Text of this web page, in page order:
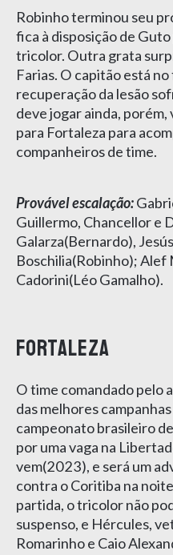
Robinho terminou seu
fica à disposição de
tricolor. Outra grata
Farias. O capitão está
recuperação da lesão
deve jogar ainda,
para Fortaleza para
companheiros de time.
Provável escalação:
Guillermo, Chancellor e
Galarza(Bernardo),
Boschilia(Robinho); Alef
Cadorini(Léo Gamalho).
Fortaleza
O time comandado pelo
das melhores
campeonato brasileiro
por uma vaga na
vem(2023), e será um
contra o Coritiba na
partida, o tricolor não
suspenso, e Hércules,
Romarinho e Caio